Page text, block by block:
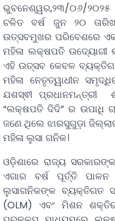
ଭୁବନେଶ୍ୱର,୨୩/୦୬/୨୦୨୫
ଚଳିତ ବର୍ଷ ଜୁନ ୨୦
ଉତ୍ସବମୁଖର ପରିବେଶରେ
ମହିଳା ଲକ୍ଷପତି ଉଦ୍ୟୋଗୀ
ଏହି ଉତ୍ସବ କେବଳ
ମହିଳା ନେତୃତ୍ୱାଧୀନ
ଯଶସ୍ଵୀ ପ୍ରଧାନମନ୍ତ୍ରୀ
“ଲକ୍ଷପତି ଦିଦି” ର ଉପାଧି
ଜଣେ ଥିଲେ ଝାରସୁଗୁଡ଼ା
ମହିଳା ଲୁସା ଗନିକ।
ଓଡ଼ିଶାରେ ରାଜ୍ୟ
ଏଗାର ବର୍ଷ ପୂର୍ତ୍ତି
ଲୁସାଗନିକଙ୍କ ବ୍ୟକ୍ତିଗତ
(OLM) ଏବଂ ମିଶନ